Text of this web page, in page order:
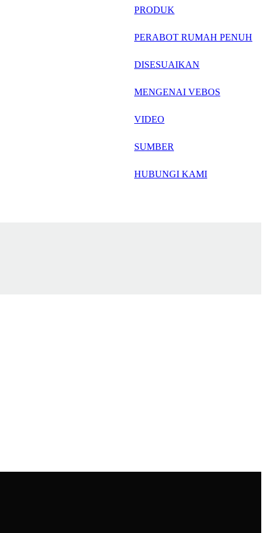
français
العربية
PRODUK
PERABOT RUMAH PENUH
DISESUAIKAN
MENGENAI VEBOS
VIDEO
SUMBER
HUBUNGI KAMI